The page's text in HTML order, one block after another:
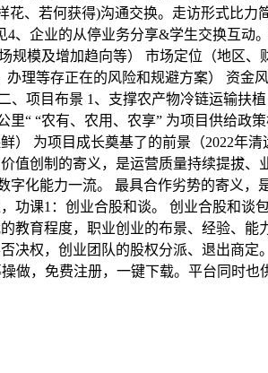
、若何获得)沟通交换。走访形式比
、企业的从停业务分享&学生交换互
模及增加趋向等） 市场定位（地区、
办理等存正在的风险和规避方案） 资
项目布景 1、支撑农产物冷链运输扶
“ “农有、农用、农享” 为项目供给政
为项目成长奠基了的前景（2022年
创制的寄义，是运营质量持续提拔、
字化能力一流。 最具合作劣势的寄义
功课1：创业合股和谈。 创业合股和
教育程度，职业创业的布景、经验、
权，创业团队的股权分派、退出商定
，免费注册，一键下载。平台同时